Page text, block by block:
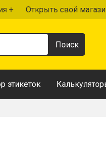
+ Открыть свой
этикеток